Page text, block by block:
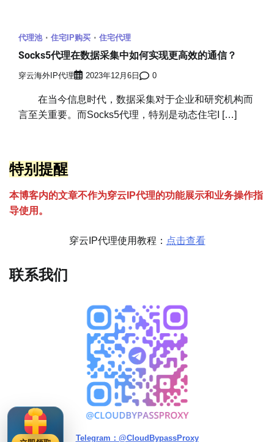
代理池 住宅IP购买 住宅代理
Socks5代理在数据采集中如何实现更高效的通信？
穿云海外IP代理 2023年12月6日 0
在当今信息时代，数据采集对于企业和研究机构而
言至关重要。而Socks5代理，特别是动态住宅I […]
特别提醒
本博客内的文章不作为穿云 P代理的功能展示和业务操作指
导使用。
穿云IP代理使用教程： 点击查看
联系我们
Telegram：@CloudBypassProxy